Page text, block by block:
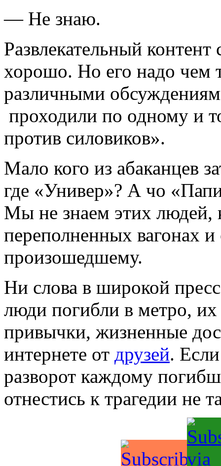
— Не знаю.
Развлекательный
хорошо. Но его надо чем
различными
проходили по одному и
против силовиков».
Мало кого из абаканцев
где «Универ»? А чо
Мы не знаем этих людей,
переполненных вагонах
произошедшему.
Ни слова в широкой
люди погибли в метро, их
привычки, жизненные
интернете от друзей.
разворот каждому
отнестись к трагедии не